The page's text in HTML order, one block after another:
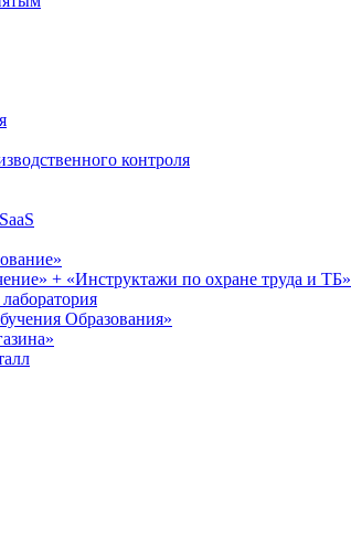
контроля
+ «Инструктажи по охране труда и ТБ»
Образования»